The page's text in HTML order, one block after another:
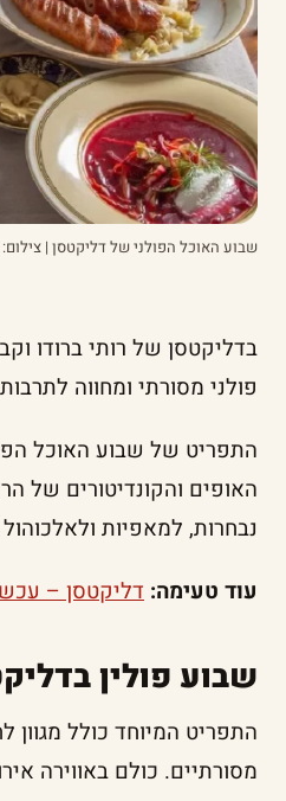
שבוע האוכל הפולני של דליקטסן | צילום:
פולני מסורתי ומחווה
התפריט של שבוע האוכל
האופים והקונדיטורים של
נבחרות, למאפיות
עוד טעימה: דליקטסן –
שבוע פולין
התפריט המיוחד כולל מגוון
מסורתיים. כולם באווירה